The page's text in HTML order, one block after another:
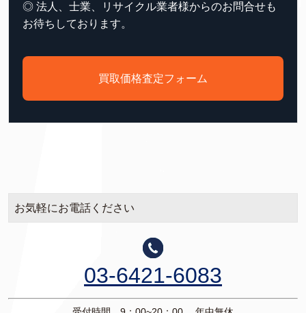
◎ 法人、士業、リサイクル業者様からのお問合せも
お待ちしております。
買取価格査定フォーム
お気軽にお電話ください
03-6421-6083